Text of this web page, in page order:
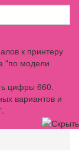
к принтеру
"по модели
цифры 660.
вариантов и